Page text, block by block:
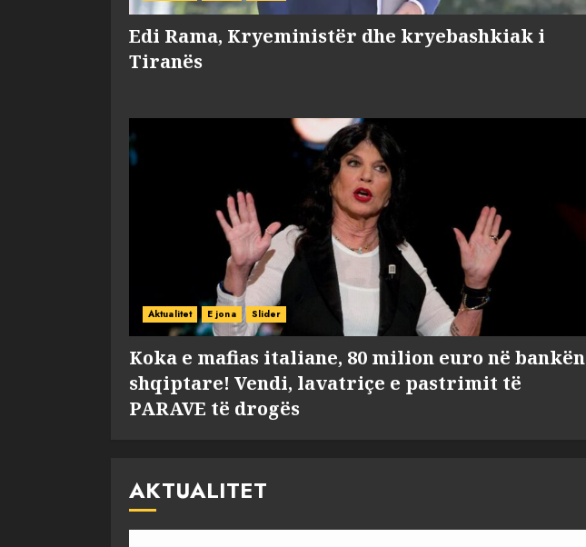
Edi Rama, Kryeministër dhe kryebashkiak i
Tiranës
Aktualitet E jona Slider
Koka e mafias italiane, 80 milion euro në bankën
shqiptare! Vendi, lavatriçe e pastrimit të
PARAVE të drogës
AKTUALITET